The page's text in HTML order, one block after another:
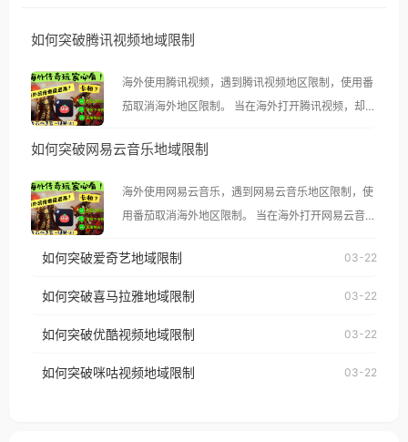
如何突破腾讯视频地域限制
海外使用腾讯视频，遇到腾讯视频地区限制，使用番
茄取消海外地区限制。 当在海外打开腾讯视频，却突
示语。 海外用户如香港、澳门、台湾、美国、加拿
像其他音乐平台一样，出现地区及版权限制问题，且
仅能在中国大陆地区播放。 遇到这个问题的朋友们，
使用番茄回国加速器，即可解决「海外用户收听腾讯
台湾、美国、加拿大、澳大利亚、欧洲等国家和地区
权限制所困扰。
如何突破网易云音乐地域限制
海外使用网易云音乐，遇到网易云音乐地区限制，使
用番茄取消海外地区限制。 当在海外打开网易云音
播放”的提示语。 海外用户如香港、澳门、台湾、美
国、加拿大、澳大利亚、欧洲等国家和地区时，网易
制问题，且仅能在中国大陆地区播放。 遇到这个问题
户收听网易云音乐地区版权限制」的问题，无论人在
如何突破爱奇艺地域限制 03-22
如何突破喜马拉雅地域限制 03-22
如何突破优酷视频地域限制 03-22
如何突破咪咕视频地域限制 03-22